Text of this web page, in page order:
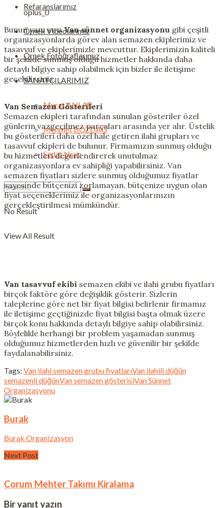
Refaranslarımız
Örnek Videolarımız
Örnek Fotoğraflarımız
SANATÇILARIMIZ
Murat ANLAR
Mehmet BOZDAĞ
Sedat Uçan
No Result
View All Result
oplus_0
Bunun yanı sıraVan sünnet organizasyonu gibi çeşitli
organizasyonlarda görev alan semazen ekiplerimiz ve
tasavvuf ve ekiplerimizle mevcuttur. Ekiplerimizin kaliteli
bir şekilde sunmuş olduğu hizmetler hakkında daha
detaylı bilgiye sahip olabilmek için bizler ile iletişime
geçebilirsiniz.
Van Semazen Gösterileri
Semazen ekipleri tarafından sunulan gösteriler özel
günlerin vazgeçilmez parçaları arasında yer alır. Üstelik
bu gösterileri daha özel hale getiren ilahi grupları ve
tasavvuf ekipleri de bulunur. Firmamızın sunmuş olduğu
bu hizmetleri değerlendirerek unutulmaz
organizasyonlara ev sahipliği yapabilirsiniz. Van
semazen fiyatları sizlere sunmuş olduğumuz fiyatlar
sayesinde bütçenizi zorlamayan, bütçenize uygun olan
fiyat seçeneklerimiz ile organizasyonlarınızın
gerçekleştirilmesi mümkündür.
Van tasavvuf ekibi semazen ekibi ve ilahi grubu fiyatları
birçok faktöre göre değişiklik gösterir. Sizlerin
taleplerine göre net bir fiyat bilgisi belirlenir firmamız
ile iletişime geçtiğinizde fiyat bilgisi başta olmak üzere
birçok konu hakkında detaylı bilgiye sahip olabilirsiniz.
Böylelikle herhangi bir problem yaşamadan sunmuş
olduğumuz hizmetlerden hızlı ve güvenilir bir şekilde
faydalanabilirsiniz.
Tags: Van ilahi semazen grubu fiyatlarıVan ilahili düğün
semazenli düğünVan semazen gösterisiVan Sünnet
Organizasyonu
Burak
Burak Organizasyon
Next Post
Corum Mehter Takımı Kiralama
Bir yanıt yazın